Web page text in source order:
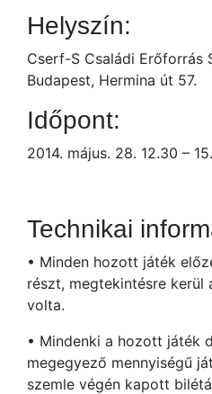
Helyszín:
Cserf-S Családi Erőforrás
Budapest, Hermina út 57.
Időpont:
2014. május. 28. 12.30 –
Technikai
• Minden hozott játék
részt, megtekintésre kerül
volta.
• Mindenki a hozott játék
megegyező mennyiségű
szemle végén kapott